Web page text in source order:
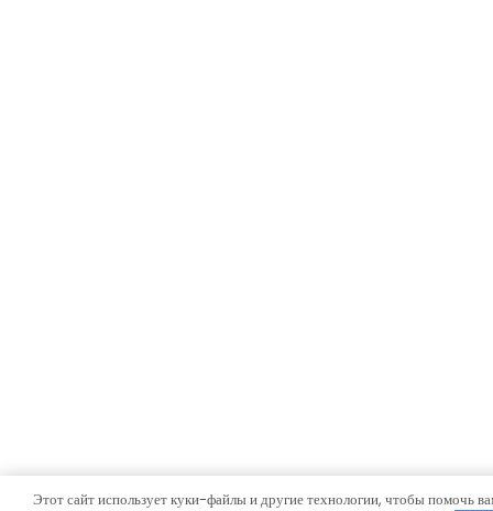
Этот сайт использует куки-файлы и другие технологии, чтобы помочь